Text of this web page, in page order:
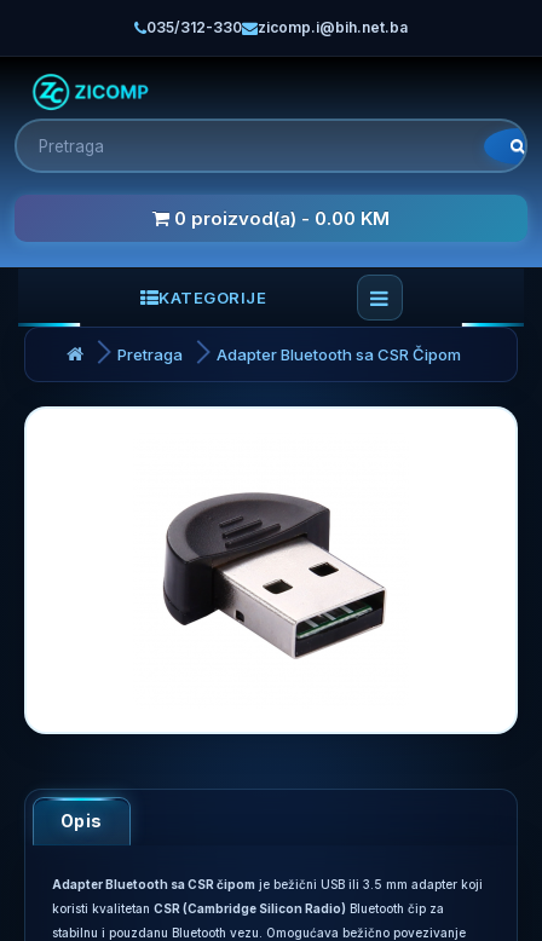
035/312-330 zicomp.i@bih.net.ba
0 proizvod(a) - 0.00 KM
KATEGORIJE
Pretraga Adapter Bluetooth sa CSR Čipom
Opis
Adapter Bluetooth sa CSR čipom je bežični USB ili 3.5 mm adapter koji
koristi kvalitetan CSR (Cambridge Silicon Radio) Bluetooth čip za
stabilnu i pouzdanu Bluetooth vezu. Omogućava bežično povezivanje